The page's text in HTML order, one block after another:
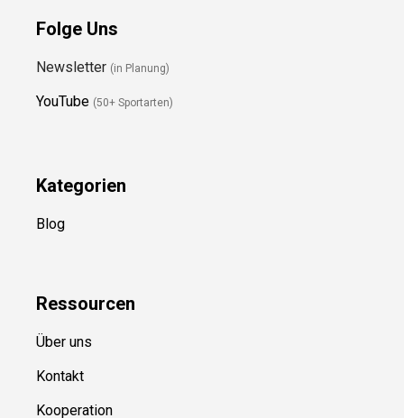
Folge Uns
Newsletter (in Planung)
YouTube (50+ Sportarten)
Kategorien
Blog
Ressourcen
Über uns
Kontakt
Kooperation